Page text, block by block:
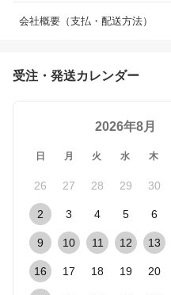
会社概要（支払・配送方法）
受注・発送カレンダー
2026年8月
日 月 火 水 木
26 27 28 29 30
2 3 4 5 6
9 10 11 12 13
16 17 18 19 20